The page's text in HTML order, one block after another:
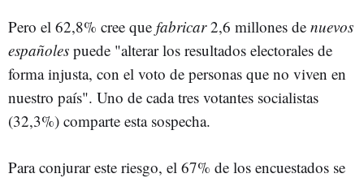
Pero el 62,8% cree que fabricar2,6 millones de nuevos
españoles puede "alterar los resultados electorales de
forma injusta, con el voto de personas que no viven en
nuestro país". Uno de cada tres votantes socialistas
(32,3%) comparte esta sospecha.
Para conjurar este riesgo, el 67% de los encuestados se